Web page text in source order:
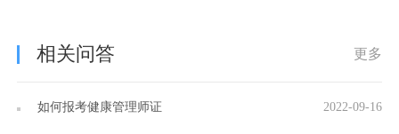
相关问答 更多
如何报考健康管理师证 2022-09-16